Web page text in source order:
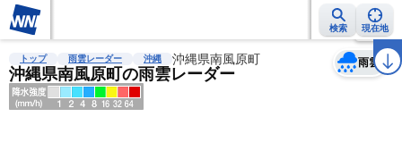
検索 現在地
雨雲レーダー 台風情報 地震情報 警報・注意報 2週間天気 ラ
トップ 雨雲レーダー 沖縄 沖縄県南風原町
沖縄県南風原町の雨雲レーダー
雨雲
天気 台風